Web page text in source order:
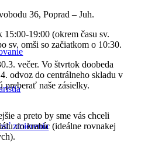
zmierenia
36, Poprad – Juh.
19:00 (okrem času sv.
sv. omši so začiatkom o 10:30.
večer. Vo štvrtok doobeda
odvoz do centrálneho skladu v
preberať naše zásielky.
a preto by sme vás chceli
do krabíc (ideálne rovnakej